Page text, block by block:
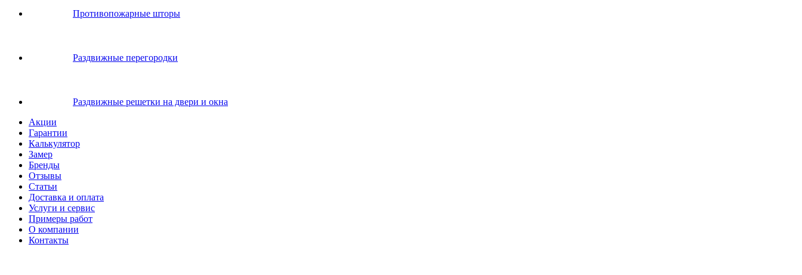
Противопожарные шторы
Раздвижные перегородки
Раздвижные решетки на двери и окна
Акции
Гарантии
Калькулятор
Замер
Бренды
Отзывы
Статьи
Доставка и оплата
Услуги и сервис
Примеры работ
О компании
Контакты